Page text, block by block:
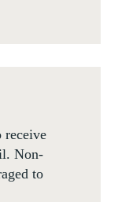
receive
Non-
to